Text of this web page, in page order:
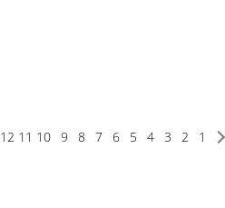
1
2
3
4
5
6
7
8
9
10
11
12